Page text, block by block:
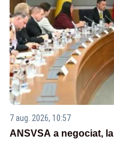
7 aug. 2026, 10:57
ANSVSA a negociat,